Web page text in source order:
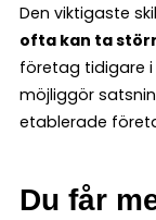
Den viktigaste
ofta kan ta
företag tidigare
möjliggör
etablerade
Du får